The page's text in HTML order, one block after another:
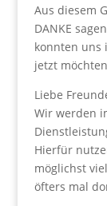
Aus diesem
DANKE
konnten uns
jetzt
Liebe
Wir werden
Hierfür
möglichst
öfters mal